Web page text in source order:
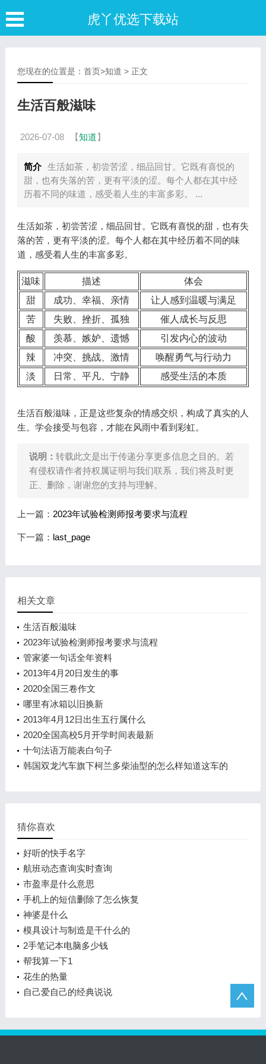
虎丫优选下载站
您现在的位置是： 首页>知道 > 正文
生活百般滋味
2026-07-08 【知道】
简介 生活如茶，初尝苦涩，细品回甘。它既有喜悦的
甜，也有失落的苦，更有平淡的涩。每个人都在其中经
历着不同的味道，感受着人生的丰富多彩。 ...
生活如茶，初尝苦涩，细品回甘。它既有喜悦的甜，也有失
落的苦，更有平淡的涩。每个人都在其中经历着不同的味
道，感受着人生的丰富多彩。
滋味 描述
体会
甜
成功、幸福、亲情
让人感到温暖与满足
苦
失败、挫折、孤独
催人成长与反思
酸
羡慕、嫉妒、遗憾
引发内心的波动
辣
冲突、挑战、激情
唤醒勇气与行动力
淡
日常、平凡、宁静 感受生活的本质
生活百般滋味，正是这些复杂的情感交织，构成了真实的人
生。学会接受与包容，才能在风雨中看到彩虹。
说明： 转载此文是出于传递分享更多信息之目的。若
有侵权请作者持权属证明与我们联系，我们将及时更
正、删除，谢谢您的支持与理解。
上一篇： 2023年试验检测师报考要求与流程
下一篇： last_page
相关文章
生活百般滋味
2023年试验检测师报考要求与流程
管家婆一句话全年资料
2013年4月20日发生的事
2020全国三卷作文
哪里有冰箱以旧换新
2013年4月12日出生五行属什么
2020全国高校5月开学时间表最新
十句法语万能表白句子
韩国双龙汽车旗下柯兰多柴油型的怎么样知道这车的
猜你喜欢
好听的快手名字
航班动态查询实时查询
市盈率是什么意思
手机上的短信删除了怎么恢复
神婆是什么
模具设计与制造是干什么的
2手笔记本电脑多少钱
帮我算一下1
花生的热量
自己爱自己的经典说说